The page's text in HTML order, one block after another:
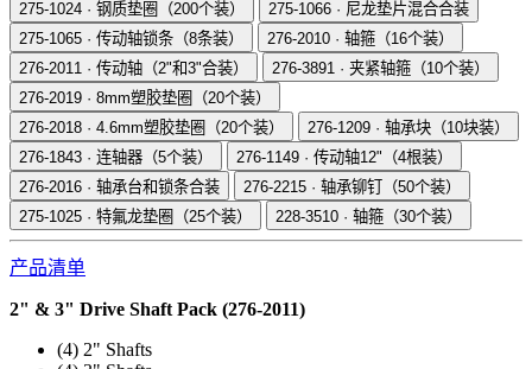
275-1024 · 钢质垫圈（200个装） 275-1066 · 尼龙垫片混合合装
275-1065 · 传动轴锁条（8条装） 276-2010 · 轴箍（16个装）
276-2011 · 传动轴（2"和3"合装） 276-3891 · 夹紧轴箍（10个装）
276-2019 · 8mm塑胶垫圈（20个装）
276-2018 · 4.6mm塑胶垫圈（20个装） 276-1209 · 轴承块（10块装）
276-1843 · 连轴器（5个装） 276-1149 · 传动轴12"（4根装）
276-2016 · 轴承台和锁条合装 276-2215 · 轴承铆钉（50个装）
275-1025 · 特氟龙垫圈（25个装） 228-3510 · 轴箍（30个装）
产品清单
2" & 3" Drive Shaft Pack (276-2011)
(4) 2" Shafts